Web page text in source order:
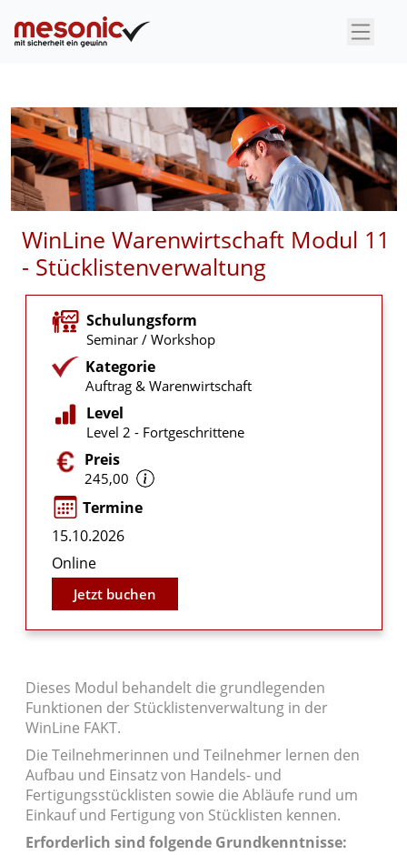
×
WinLine Warenwirtschaft Modul 11
- Stücklistenverwaltung
Schulungsform
Seminar / Workshop
Kategorie
Auftrag & Warenwirtschaft
Level
Level 2 - Fortgeschrittene
Preis
245,00
Termine
15.10.2026
Online
Jetzt buchen
Dieses Modul behandelt die grundlegenden
Funktionen der Stücklistenverwaltung in der
WinLine FAKT.
Die Teilnehmerinnen und Teilnehmer lernen den
Aufbau und Einsatz von Handels- und
Fertigungsstücklisten sowie die Abläufe rund um
Einkauf und Fertigung von Stücklisten kennen.
Erforderlich sind folgende Grundkenntnisse: